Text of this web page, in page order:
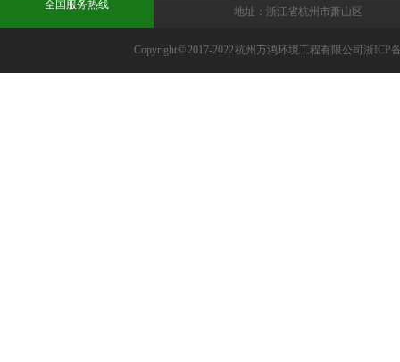
全国服务热线
地址：浙江省杭州市萧山区
Copyright © 2017-2022 杭州万鸿环境工程有限公司浙ICP